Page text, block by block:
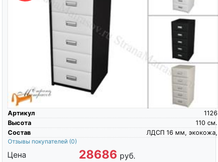
Артикул
1126
Высота
см.
110
Состав
ЛДСП 16 мм, экокожа,
Отзывы покупателей (0)
Цена 28686 руб.